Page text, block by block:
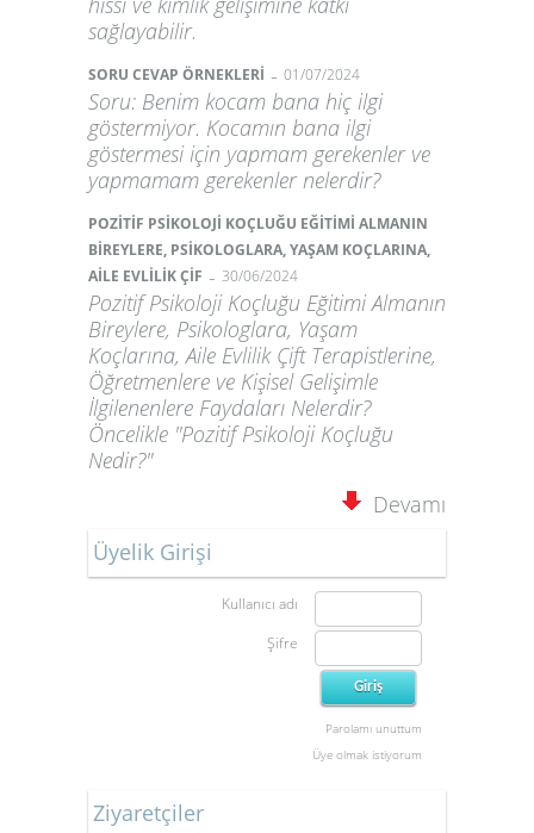
sağlayabilir.
SORU CEVAP ÖRNEKLERİ - 01/07/2024
Soru: Benim kocam bana hiç ilgi
göstermiyor. Kocamın bana ilgi
göstermesi için yapmam gerekenler ve
yapmamam gerekenler nelerdir?
POZİTİF PSİKOLOJİ KOÇLUĞU EĞİTİMİ ALMANIN
BİREYLERE, PSİKOLOGLARA, YAŞAM KOÇLARINA,
AİLE EVLİLİK ÇİF - 30/06/2024
Pozitif Psikoloji Koçluğu Eğitimi Almanın
Bireylere, Psikologlara, Yaşam
Koçlarına, Aile Evlilik Çift Terapistlerine,
Öğretmenlere ve Kişisel Gelişimle
İlgilenenlere Faydaları Nelerdir?
Öncelikle "Pozitif Psikoloji Koçluğu
Nedir?"
Devamı
Üyelik Girişi
Kullanıcı adı
Şifre
Parolamı unuttum
Üye olmak istiyorum
Ziyaretçiler